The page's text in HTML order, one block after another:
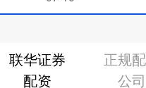
联华证券
配资
正规
公司